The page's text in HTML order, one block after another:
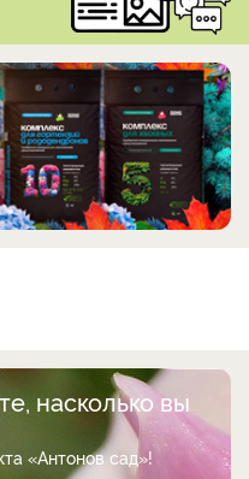
насколько вы
«Антонов сад»!